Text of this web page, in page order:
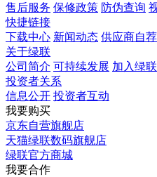
售后服务 保修政策 防伪查询
快捷链接
下载中心 新闻动态 供应商自荐
关于绿联
公司简介 可持续发展 加入绿联
投资者关系
信息公开 投资者互动
我要购买
京东自营旗舰店
天猫绿联数码旗舰店
绿联官方商城
我要合作